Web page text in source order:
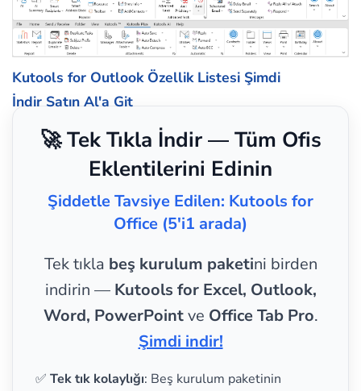
Kutools for Outlook Özellik Listesi Şimdi
İndir Satın Al'a Git
🚀 Tek Tıkla İndir — Tüm Ofis
Eklentilerini Edinin
Şiddetle Tavsiye Edilen: Kutools for
Office (5'i1 arada)
Tek tıkla beş kurulum paketini birden
indirin — Kutools for Excel, Outlook,
Word, PowerPointve Office Tab Pro.
Şimdi indir!
✅ Tek tık kolaylığı: Beş kurulum paketinin